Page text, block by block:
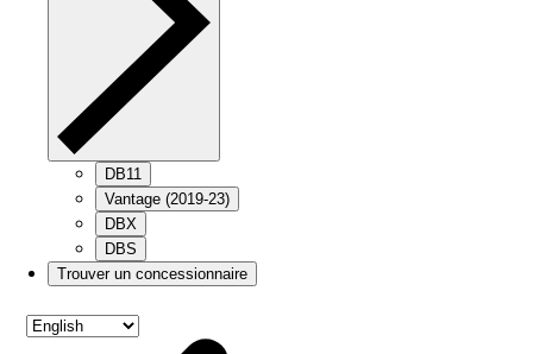
DB11
Vantage (2019-23)
DBX
DBS
Trouver un concessionnaire